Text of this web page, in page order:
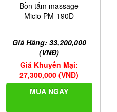
Bồn tắm massage
Micio PM-190D
Giá Hãng: 33,200,000
(VNĐ)
Giá Khuyến Mại:
27,300,000 (VNĐ)
MUA NGAY